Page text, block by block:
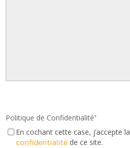
Politique de Confidentialité*
En cochant cette case, j’accepte la
confidentialité de ce site.